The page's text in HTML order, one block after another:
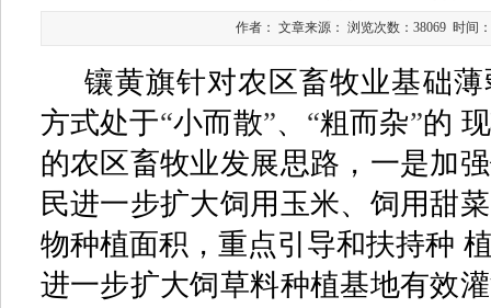
作者： 文章来源： 浏览次数：38069 时间
镶黄旗针对农区畜牧业基础
方式处于“小而散”、 “粗而杂”的
的农区畜牧业发展思路，一是加
民进一步扩大饲用玉米、饲用甜
物种植面积，重点引导和扶持种
进一步扩大饲草料种植基地有效